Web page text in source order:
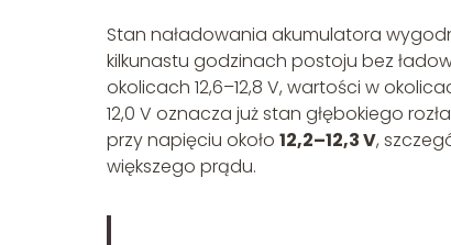
Stan naładowania akumulatora
kilkunastu godzinach postoju bez
okolicach 12,6–12,8 V, wartości w
12,0 V oznacza już stan głębokiego
przy napięciu około 12,2–12,3 V,
większego prądu.